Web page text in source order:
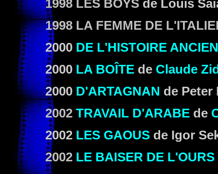
1998 LES BOYS de Louis
1998 LA FEMME DE
2000 DE L'HISTOIRE
2000 LA BOÎTE de Claude
2000 D'ARTAGNAN de Peter
2002 TRAVAIL D'ARABE de
2002 LES GAOUS de Igor
2002 LE BAISER DE L'OURS